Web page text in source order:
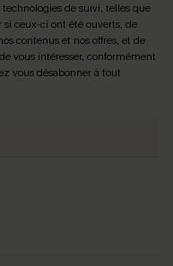
de suivi, telles que
si ceux-ci ont été ouverts, de
contenus et nos offres, et de
vous intéresser, conformément
vous désabonner à tout